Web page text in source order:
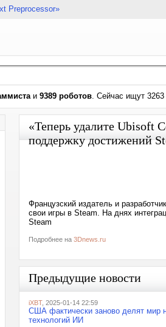
Preprocessor»
и 9389 роботов. Сейчас ищут
«Теперь удалите Ubisoft
поддержку достижений
Французский издатель и
свои игры в Steam. На днях
Steam
Подробнее на 3Dnews.ru
Предыдущие новости
iXBT, 2025-01-14 22:59
США фактически заново делят мир
технологий ИИ